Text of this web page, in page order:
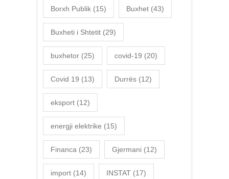
Borxh Publik (15) Buxhet (43)
Buxheti i Shtetit (29)
buxhetor (25) covid-19 (20)
Covid 19 (13) Durrës (12)
eksport (12)
energji elektrike (15)
Financa (23) Gjermani (12)
import (14) INSTAT (17)